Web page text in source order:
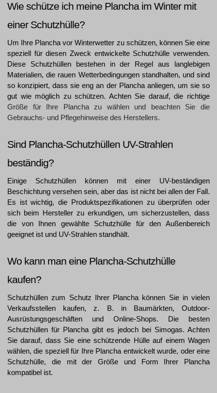
Wie schütze ich meine Plancha im Winter mit
einer Schutzhülle?
Um Ihre Plancha vor Winterwetter zu schützen, können Sie eine
speziell für diesen Zweck entwickelte Schutzhülle verwenden.
Diese Schutzhüllen bestehen in der Regel aus langlebigen
Materialien, die rauen Wetterbedingungen standhalten, und sind
so konzipiert, dass sie eng an der Plancha anliegen, um sie so
Größe für Ihre Plancha zu wählen und beachten Sie die
Gebrauchs- und Pflegehinweise des Herstellers.
Sind Plancha-Schutzhüllen UV-Strahlen
beständig?
Einige Schutzhüllen können mit einer UV-beständigen
Beschichtung versehen sein, aber das ist nicht bei allen der Fall.
Es ist wichtig, die Produktspezifikationen zu überprüfen oder
sich beim Hersteller zu erkundigen, um sicherzustellen, dass
die von Ihnen gewählte Schutzhülle für den Außenbereich
geeignet ist und UV-Strahlen standhält.
Wo kann man eine Plancha-Schutzhülle
kaufen?
Schutzhüllen zum Schutz Ihrer Plancha können Sie in vielen
Verkaufsstellen kaufen, z. B. in Baumärkten, Outdoor-
Ausrüstungsgeschäften und Online-Shops. Die besten
Schutzhüllen für Plancha gibt es jedoch bei Simogas. Achten
Sie darauf, dass Sie eine schützende Hülle auf einem Wagen
wählen, die speziell für Ihre Plancha entwickelt wurde, oder eine
Schutzhülle, die mit der Größe und Form Ihrer Plancha
kompatibel ist.